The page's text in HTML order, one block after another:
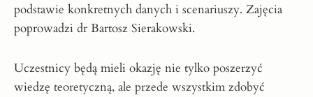
podstawie konkretnych danych i scenariuszy. Zajęcia
poprowadzi dr Bartosz Sierakowski.
Uczestnicy będą mieli okazję nie tylko poszerzyć
wiedzę teoretyczną, ale przede wszystkim zdobyć